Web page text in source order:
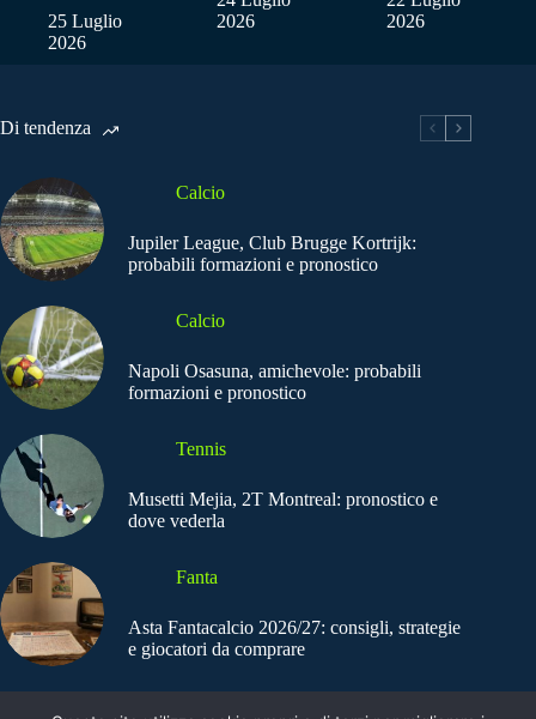
25 Luglio
2026
2026
2026
Di tendenza
Calcio
Jupiler League, Club Brugge Kortrijk:
probabili formazioni e pronostico
Calcio
Napoli Osasuna, amichevole: probabili
formazioni e pronostico
Tennis
Musetti Mejia, 2T Montreal: pronostico e
dove vederla
Fanta
Asta Fantacalcio 2026/27: consigli, strategie
e giocatori da comprare